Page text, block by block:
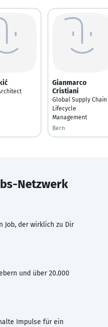
Gianmarco
Cristiani
Global Supply
Lifecycle
Management
Bern
Netzwerk
Job, der wirklich zu Dir
und über 20.000
Impulse für ein